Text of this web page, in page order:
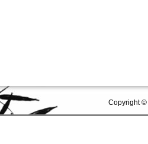
Copyright ©